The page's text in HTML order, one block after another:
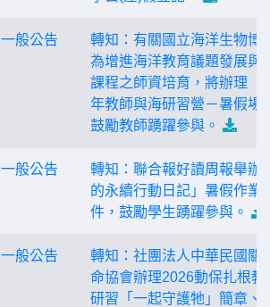
一般公告
轉知：有關國立海洋生物博
為增進海洋教育議題發展與
課程之師資培育，將辦理「
年教師與海研習營－暑假場
鼓勵教師踴躍參與。
一般公告
轉知：聯合報好讀周報舉辦
的永續行動日記」暑假作業
件，鼓勵學生踴躍參與。
一般公告
轉知：社團法人中華民國關
命協會辦理2026動保扎根教
研習「一起守護牠」簡章、